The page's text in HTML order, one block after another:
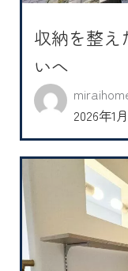
収納を整え
いへ
2026年1